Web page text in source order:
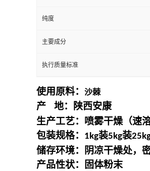
纯度
主要成分
执行质量标准
使用原料： 沙棘
产 地：
陕西安康
生产工艺：喷雾干燥（速溶
包装规格：
1kg装5kg装
储存环境：阴凉干燥处，
产品性状：固体粉末